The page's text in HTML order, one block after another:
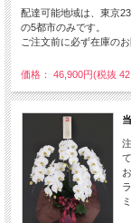
配達可能地域は、東京
の5都市のみです。
ご注文前に必ず在庫の
価格： 46,900円(税抜